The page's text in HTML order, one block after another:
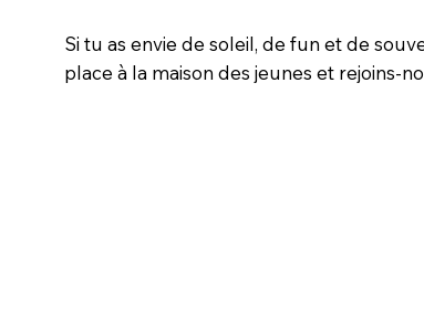
Si tu as envie de soleil, de fun et de
place à la maison des jeunes et rejoins-